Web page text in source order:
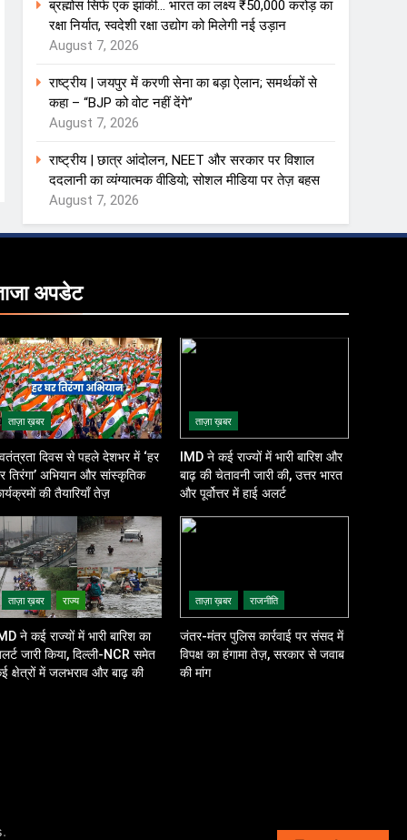
ब्रह्मोस सिर्फ एक झांकी… भारत का लक्ष्य ₹50,000 करोड़ का
रक्षा निर्यात, स्वदेशी रक्षा उद्योग को मिलेगी नई उड़ान
August 7, 2026
राष्ट्रीय | जयपुर में करणी सेना का बड़ा ऐलान; समर्थकों से
कहा – “BJP को वोट नहीं देंगे”
August 7, 2026
राष्ट्रीय | छात्र आंदोलन, NEET और सरकार पर विशाल
ददलानी का व्यंग्यात्मक वीडियो; सोशल मीडिया पर तेज़ बहस
August 7, 2026
अपडेट
ताज़ा ख़बर
दिवस से पहले देशभर में ‘हर
तिरंगा’ अभियान और सांस्कृतिक
की तैयारियाँ तेज़
ताज़ा ख़बर
IMD ने कई राज्यों में भारी बारिश और
बाढ़ की चेतावनी जारी की, उत्तर भारत
और पूर्वोत्तर में हाई अलर्ट
ताज़ा ख़बर राज्य
ने कई राज्यों में भारी बारिश का
जारी किया, दिल्ली-NCR समेत
क्षेत्रों में जलभराव और बाढ़ की
ताज़ा ख़बर राजनीति
जंतर-मंतर पुलिस कार्रवाई पर संसद में
विपक्ष का हंगामा तेज़, सरकार से जवाब
की मांग
.